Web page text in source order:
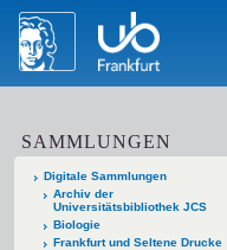
SAMMLUNGEN
Digitale Sammlungen
Archiv der
Universitätsbibliothek JCS
Biologie
Frankfurt und Seltene Drucke